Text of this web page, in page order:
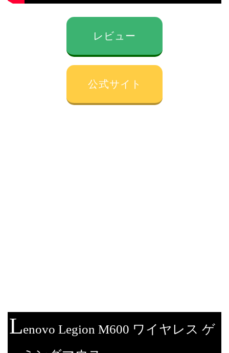
レビュー
公式サイト
Lenovo Legion M600 ワイヤレス ゲ